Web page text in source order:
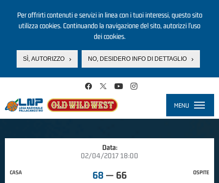
Per offrirti contenuti e servizi in linea con i tuoi interessi, questo sito
utilizza cookies. Continuando la navigazione del sito, autorizzi l’uso
dei cookies.
SÌ, AUTORIZZO NO, DESIDERO INFO DI DETTAGLIO
MENU
Data:
02/04/2017 18:00
CASA 68 — 66 OSPITE